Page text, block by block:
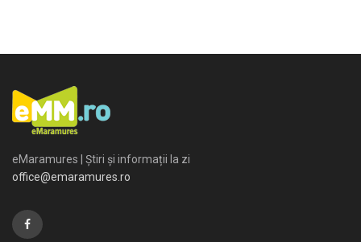
eMaramures | Știri și informații la zi
office@emaramures.ro